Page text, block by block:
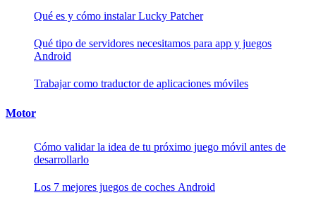
Qué es y cómo instalar Lucky Patcher
Qué tipo de servidores necesitamos para app y juegos
Android
Trabajar como traductor de aplicaciones móviles
Motor
Cómo validar la idea de tu próximo juego móvil antes de
desarrollarlo
Los 7 mejores juegos de coches Android